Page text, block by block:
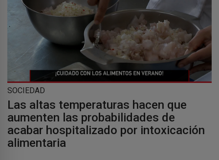
SOCIEDAD
Las altas temperaturas hacen que
aumenten las probabilidades de
acabar hospitalizado por intoxicación
alimentaria